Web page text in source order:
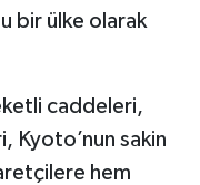
bir ülke olarak
caddeleri,
Kyoto’nun sakin
hem